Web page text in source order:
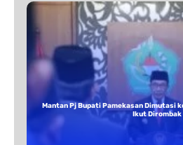
Mantan Pj Bupati Pamekasan Dimutasi
Ikut Dirombak